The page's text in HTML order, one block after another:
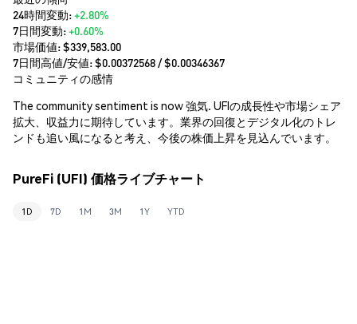
24時間変動:+2.80%
7日間変動:+0.60%
市場価値:$339,583.00
7日間高値/安値: $0.00372568/ $0.00346367
コミュニティの感情
The community sentiment is now 強気. UFIの成長性や市場シェア
拡大、収益力に期待しています。業界の回復とデジタル化のトレ
ンドも追い風になると考え、今後の株価上昇を見込んでいます。
PureFi (UFI) 価格ライブチャート
1D 7D 1M 3M 1Y YTD